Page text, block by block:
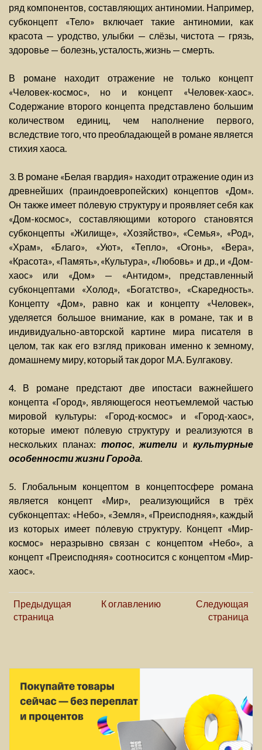
ряд компонентов, составляющих антиномии. Например,
субконцепт «Тело» включает такие антиномии, как
красота — уродство, улыбки — слёзы, чистота — грязь,
здоровье — болезнь, усталость, жизнь — смерть.
В романе находит отражение не только концепт
«Человек-космос», но и концепт «Человек-хаос».
Содержание второго концепта представлено большим
количеством единиц, чем наполнение первого,
вследствие того, что преобладающей в романе является
стихия хаоса.
3. В романе «Белая гвардия» находит отражение один из
древнейших (праиндоевропейских) концептов «Дом».
Он также имеет по́левую структуру и проявляет себя как
«Дом-космос», составляющими которого становятся
субконцепты «Жилище», «Хозяйство», «Семья», «Род»,
«Храм», «Благо», «Уют», «Тепло», «Огонь», «Вера»,
«Красота», «Память», «Культура», «Любовь» и др., и «Дом-
хаос» или «Дом» — «Антидом», представленный
субконцептами «Холод», «Богатство», «Скаредность».
Концепту «Дом», равно как и концепту «Человек»,
уделяется большое внимание, как в романе, так и в
индивидуально-авторской картине мира писателя в
целом, так как его взгляд прикован именно к земному,
домашнему миру, который так дорог М.А. Булгакову.
4. В романе предстают две ипостаси важнейшего
концепта «Город», являющегося неотъемлемой частью
мировой культуры: «Город-космос» и «Город-хаос»,
которые имеют по́левую структуру и реализуются в
нескольких планах: топос, жители и культурные
особенности жизни Города.
5. Глобальным концептом в концептосфере романа
является концепт «Мир», реализующийся в трёх
субконцептах: «Небо», «Земля», «Преисподняя», каждый
из которых имеет по́левую структуру. Концепт «Мир-
космос» неразрывно связан с концептом «Небо», а
концепт «Преисподняя» соотносится с концептом «Мир-
хаос».
Предыдущая
страница
К оглавлению
Следующая
страница